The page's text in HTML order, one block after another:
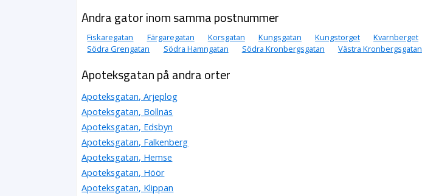
Andra gator inom samma postnummer
Fiskaregatan Färgaregatan Korsgatan Kungsgatan Kungstorget Kvarnberget
Södra Grengatan
Södra Hamngatan Södra Kronbergsgatan Västra Kronbergsgatan
Apoteksgatan på andra orter
Apoteksgatan, Arjeplog
Apoteksgatan, Bollnäs
Apoteksgatan, Edsbyn
Apoteksgatan, Falkenberg
Apoteksgatan, Hemse
Apoteksgatan, Höör
Apoteksgatan, Klippan